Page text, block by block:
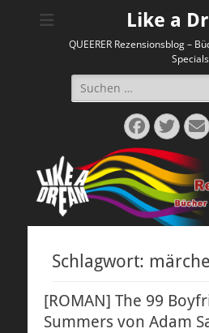
Like a
QUEERER Rezensionsblog –
Specials
Suchen
nach:
E-
Schlagwort:
[ROMAN] The 99
Summers von Adam